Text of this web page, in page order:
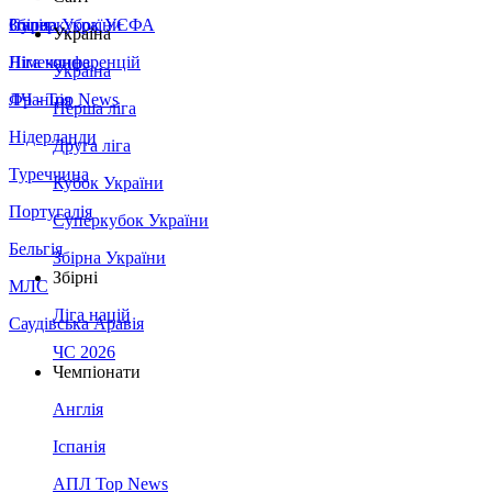
Збірна України
Італія
Німеччина
Франція
Нідерланди
Туреччина
Португалія
Бельгія
МЛС
Саудівська Аравія
Суперкубок УЄФА
Ліга конференцій
ЛЧ - Top News
Україна
Україна
Перша ліга
Друга ліга
Кубок України
Суперкубок України
Збірна України
Збірні
Ліга націй
ЧС 2026
Чемпіонати
Англія
Іспанія
АПЛ Top News